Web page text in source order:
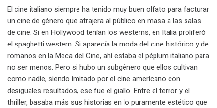
El cine italiano siempre ha tenido muy buen olfato para facturar
un cine de género que atrajera al público en masa a las salas
de cine. Si en Hollywood tenían los westerns, en Italia proliferó
el spaghetti western. Si aparecía la moda del cine histórico y de
romanos en la Meca del Cine, ahí estaba el péplum italiano para
no ser menos. Pero si hubo un subgénero que ellos cultivan
como nadie, siendo imitado por el cine americano con
desiguales resultados, ese fue el giallo. Entre el terror y el
thriller, basaba más sus historias en lo puramente estético que